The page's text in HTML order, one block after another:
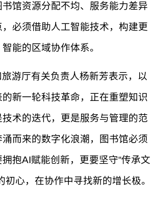
馆资源分配不均、服务能力差异
必须借助人工智能技术，构建更
能的区域协作体系。
游厅有关负责人杨新芳表示，以
新一轮科技革命，正在重塑知识
术的迭代，更是服务与管理的范
而来的数字化浪潮，图书馆必须
抱AI赋能创新，更要坚守“传承文
初心，在协作中寻找新的增长极。